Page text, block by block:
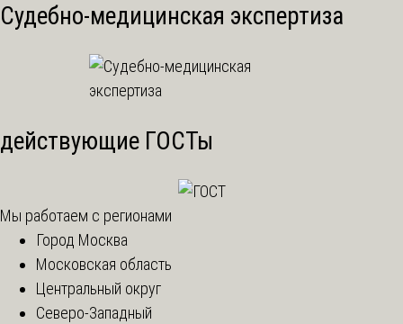
Судебно-медицинская экспертиза
действующие ГОСТы
Мы работаем с регионами
Город Москва
Московская область
Центральный округ
Северо-Западный